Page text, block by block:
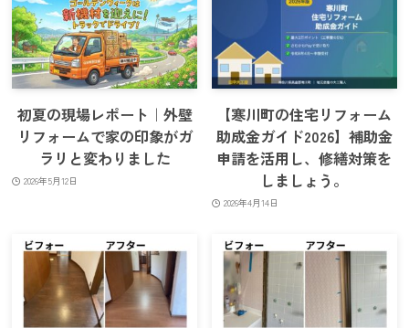
初夏の現場レポート｜外壁
リフォームで家の印象がガ
ラリと変わりました
2026年5月12日
【寒川町の住宅リフォーム
助成金ガイド2026】補助金
申請を活用し、修繕対策を
しましょう。
2026年4月14日